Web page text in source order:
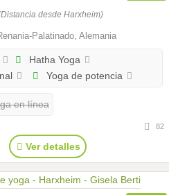
desde Harxheim)
Palatinado, Alemania
Hatha Yoga
Yoga de potencia
en línea
82
Ver detalles